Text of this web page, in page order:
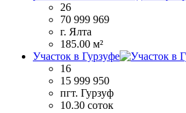
26
70 999 969
г. Ялта
185.00 м²
Участок в Гурзуфе
16
15 999 950
пгт. Гурзуф
10.30 соток